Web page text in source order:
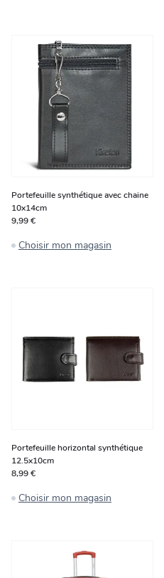
Portefeuille synthétique avec chaine
10x14cm
9,99 €
Choisir mon magasin
Portefeuille horizontal synthétique
12.5x10cm
8,99 €
Choisir mon magasin